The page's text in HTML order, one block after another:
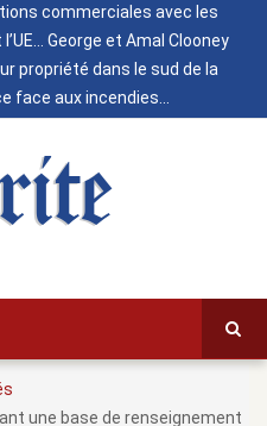
commerciales avec les
George et Amal Clooney
propriété dans le sud de la
face aux incendies
une base de renseignement